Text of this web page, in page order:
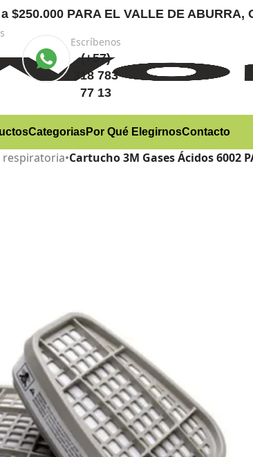
PARA EL VALLE DE ABURRA,
Escríbenos
(+57)
318 783
77 13
CategoriasPor Qué ElegirnosContacto
respiratoria•Cartucho 3M Gases Ácidos 6002